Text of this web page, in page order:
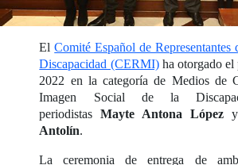
ElComité Español de Representantes
Discapacidad (CERMI)ha otorgado el
2022 en la categoría de Medios de
Imagen Social de la
periodistasMayte Antona López
Antolín.
La ceremonia de entrega de